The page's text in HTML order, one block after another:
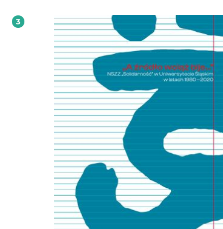
Właśnie te procesy oraz towarzyszący im kontekst polityczny stały się głównym
tematem książki Macieja Łuczaka. Umiejętne połączenie w niej perspektywy
historycznej, politologicznej i prawnej (...) umożliwiło kompleksowe i
zaprezentowanie zakresu podporządkowania wymiaru sprawiedliwości PRL
centralnemu ośrodkowi dyspozycji politycznej, tworzonemu przez I sekretarza
PZPR Władysława Gomułkę i jego najbliższe otoczenie. Prof. dr hab. Antoni
Maciej Łuczak odkrywa nowe, nieznane szerzej fakty, zarazem umieszcza całą
w szerokim kontekście wewnętrznym i międzynarodowym. Za ważne
że jego książka ma w znacznym stopniu charakter interdyscyplinarny, jest
i pożyteczna zarówno dla historyków, jak i prawników, politologów,
dr hab. Jerzy Eisler
3